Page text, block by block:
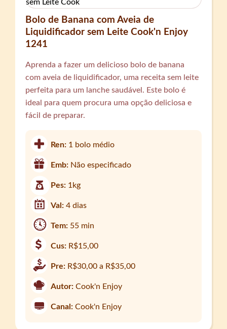
Bolo de Banana com Aveia de
Liquidificador sem Leite Cook'n Enjoy
1241
Aprenda a fazer um delicioso bolo de banana
com aveia de liquidificador, uma receita sem leite
perfeita para um lanche saudável. Este bolo é
ideal para quem procura uma opção deliciosa e
fácil de preparar.
Ren: 1 bolo médio
Emb: Não especificado
Pes: 1kg
Val:4 dias
Tem: 55 min
Cus: R$15,00
Pre: R$30,00 a R$35,00
Autor: Cook'n Enjoy
Canal: Cook'n Enjoy